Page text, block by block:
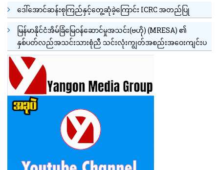
ဒေါ်အောင်ဆန်းစုကြည်နှင့်တွေ့ဆုံခဲ့ကြောင်း ICRC အတည်ပြု
မြန်မာနိုင်ငံအိမ်ခြံမြေဝန်ဆောင်မှုအသင်း(ဗဟို) (MRESA) ၏
နှစ်ပတ်လည်အသင်းသားစုံညီ သင်းလုံးကျွတ်အစည်းအဝေးကျင်းပ